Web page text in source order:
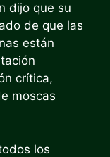
dijo que su
de que las
están
crítica,
moscas
los